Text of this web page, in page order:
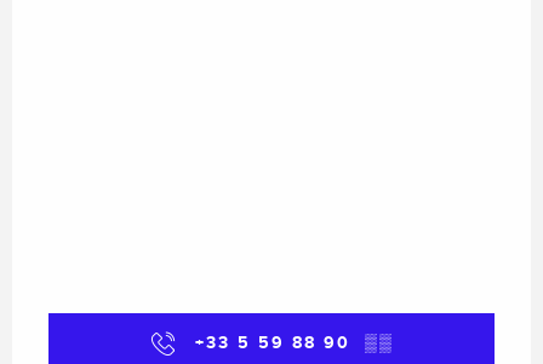
+33 5 59 88 90 ▒▒